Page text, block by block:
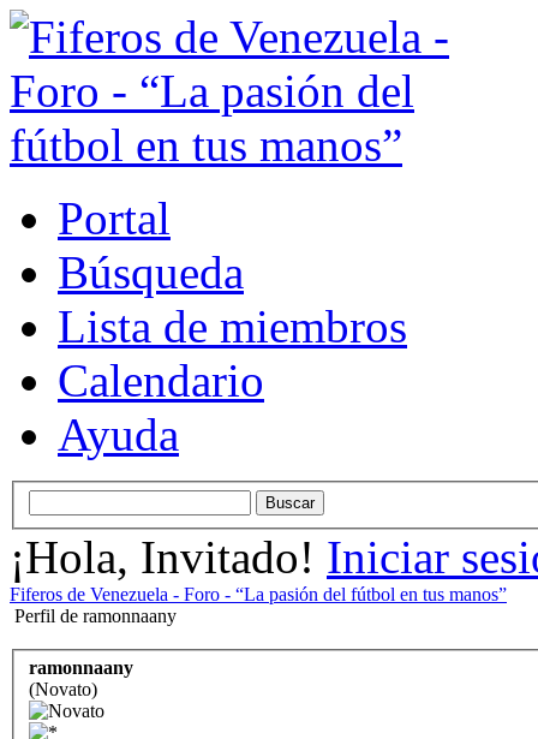
Portal
Búsqueda
Lista de miembros
Calendario
Ayuda
¡Hola, Invitado! Iniciar
Fiferos de Venezuela - Foro - “La pasión del fútbol en tus manos”
Perfil de ramonnaany
ramonnaany
(Novato)